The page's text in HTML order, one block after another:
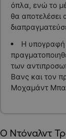
όπλα, ενώ το
θα αποτελέσει
Η υπογραφή
των
Βανς και τον
Μοχαμάντ
Ο Ντόναλντ